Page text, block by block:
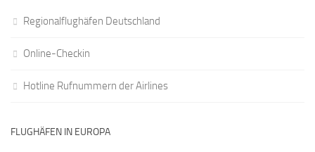
Regionalflughäfen Deutschland
Online-Checkin
Hotline Rufnummern der Airlines
FLUGHÄFEN IN EUROPA